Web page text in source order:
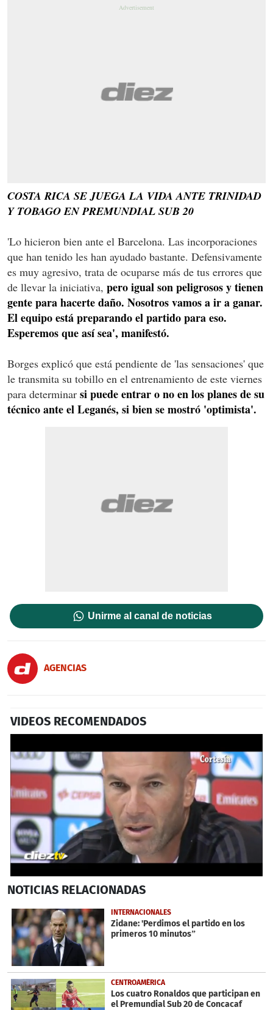
COSTA RICA SE JUEGA LA VIDA ANTE TRINIDAD
Y TOBAGO EN PREMUNDIAL SUB 20
'Lo hicieron bien ante el Barcelona. Las incorporaciones
que han tenido les han ayudado bastante. Defensivamente
es muy agresivo, trata de ocuparse más de tus errores que
de llevar la iniciativa, pero igual son peligrosos y tienen
gente para hacerte daño. Nosotros vamos a ir a ganar.
El equipo está preparando el partido para eso.
Esperemos que así sea', manifestó.
Borges explicó que está pendiente de 'las sensaciones' que
le transmita su tobillo en el entrenamiento de este viernes
para determinar si puede entrar o no en los planes de su
técnico ante el Leganés, si bien se mostró 'optimista'.
Unirme al canal de noticias
AGENCIAS
VIDEOS RECOMENDADOS
seconds
1
minute,
16
seconds
NOTICIAS RELACIONADAS
INTERNACIONALES
Zidane: 'Perdimos el partido en los
primeros 10 minutos”
CENTROAMÉRICA
Los cuatro Ronaldos que participan en
el Premundial Sub 20 de Concacaf